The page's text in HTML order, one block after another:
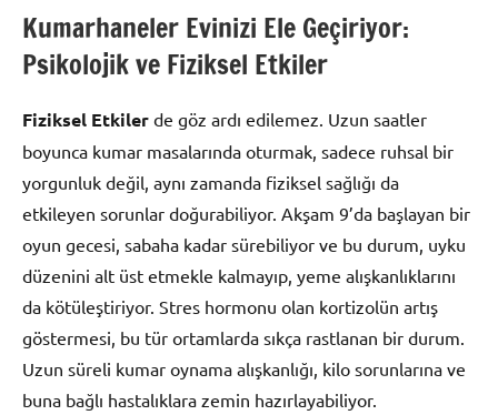
Kumarhaneler Evinizi Ele Geçiriyor:
Psikolojik ve Fiziksel Etkiler
Fiziksel Etkiler de göz ardı edilemez. Uzun saatler
boyunca kumar masalarında oturmak, sadece ruhsal bir
yorgunluk değil, aynı zamanda fiziksel sağlığı da
etkileyen sorunlar doğurabiliyor. Akşam 9’da başlayan bir
oyun gecesi, sabaha kadar sürebiliyor ve bu durum, uyku
düzenini alt üst etmekle kalmayıp, yeme alışkanlıklarını
da kötüleştiriyor. Stres hormonu olan kortizolün artış
göstermesi, bu tür ortamlarda sıkça rastlanan bir durum.
Uzun süreli kumar oynama alışkanlığı, kilo sorunlarına ve
buna bağlı hastalıklara zemin hazırlayabiliyor.